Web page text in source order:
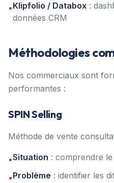
•Klipfolio / Databox :
données CRM
Méthodologies
Nos commerciaux sont
performantes :
SPIN Selling
Méthode de vente
•Situation : comprendre
•Problème : identifier les